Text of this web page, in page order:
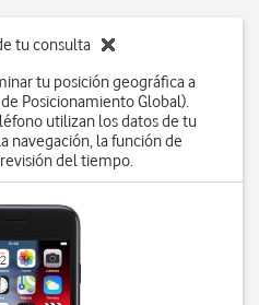
tu consulta
tu posición geográfica a
Posicionamiento Global).
utilizan los datos de tu
navegación, la función de
del tiempo.